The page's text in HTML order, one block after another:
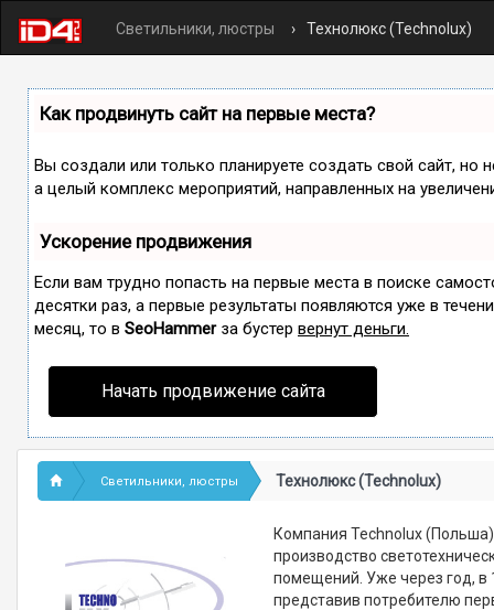
Светильники, люстры Технолюкс (Technolux)
Как продвинуть сайт на первые места?
Вы создали или только планируете создать свой сайт, но
а целый комплекс мероприятий, направленных на
Ускорение продвижения
Если вам трудно попасть на первые места в поиске
десятки раз, а первые результаты появляются уже в
месяц, то в SeoHammerза бустер вернут деньги.
Начать продвижение сайта
Светильники, люстры Технолюкс (Technolux)
Компания Technolux
производство
помещений. Уже через год, в
представив потребителю